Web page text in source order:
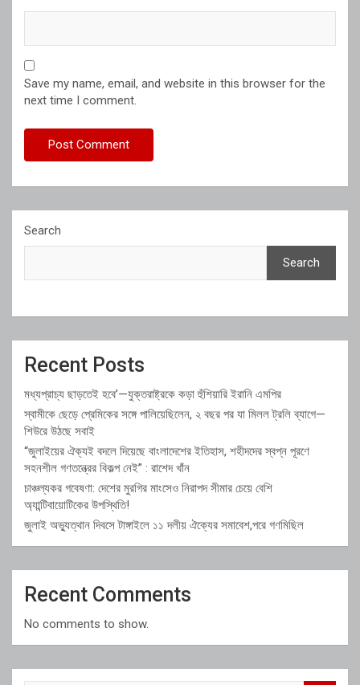
Save my name, email, and website in this browser for the
next time I comment.
Search
Search
Recent Posts
মধ্যপ্রাচ্য ছাড়তেই হবে’—যুক্তরাষ্ট্রকে কড়া হুঁশিয়ারি ইরানি এমপির
স্বামীকে ছেড়ে প্রেমিকের সঙ্গে পালিয়েছিলেন, ২ বছর পর যা মিলল ট্রলি ব্যাগে—
শিউরে উঠছে সবাই
“জুলাইয়ের ঐক্যই বদলে দিয়েছে বাংলাদেশের ইতিহাস, শহীদদের স্বপ্ন পূরণে
সহনশীল গণতন্ত্রের বিকল্প নেই” : রাশেদ খাঁন
চাঞ্চল্যকর গবেষণা: দেশের মুরগির মাংসেও নিরাপদ সীমার চেয়ে বেশি
অ্যান্টিবায়োটিকের উপস্থিতি!
জুলাই অভ্যুত্থান দিবসে টাঙ্গাইলে ১১ দলীয় ঐক্যের সমাবেশ,পরে গণমিছিল
Recent Comments
No comments to show.